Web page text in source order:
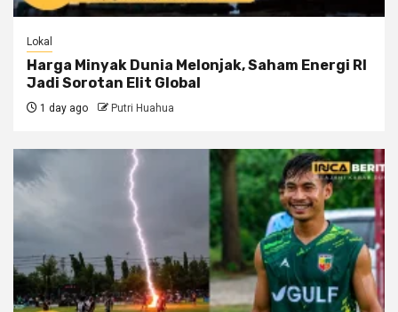
Lokal
Harga Minyak Dunia Melonjak, Saham Energi RI
Jadi Sorotan Elit Global
1 day ago Putri Huahua